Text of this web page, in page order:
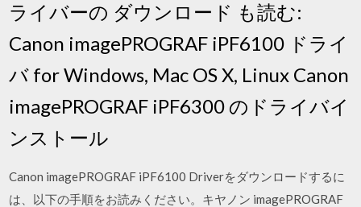
ライバーの ダウンロード も読む:
Canon imagePROGRAF iPF6100 ドライ
バ for Windows, Mac OS X, Linux Canon
imagePROGRAF iPF6300 のドライバイ
ンストール
Canon imagePROGRAF iPF6100 Driverをダウンロードするに
は、以下の手順をお読みください。キヤノン imagePROGRAF